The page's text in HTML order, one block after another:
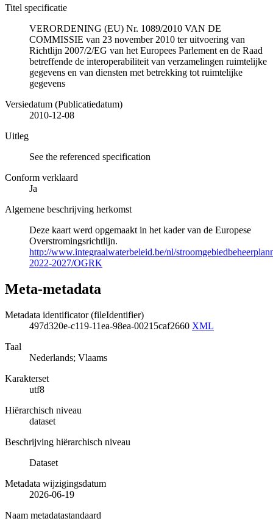
Titel specificatie
VERORDENING (EU) Nr. 1089/2010 VAN DE
COMMISSIE van 23 november 2010 ter uitvoering van
Richtlijn 2007/2/EG van het Europees Parlement en de Raad
betreffende de interoperabiliteit van verzamelingen ruimtelijke
gegevens en van diensten met betrekking tot ruimtelijke
gegevens
Versiedatum (Publicatiedatum)
2010-12-08
Uitleg
See the referenced specification
Conform verklaard
Ja
Algemene beschrijving herkomst
Deze kaart werd opgemaakt in het kader van de Europese
Overstromingsrichtlijn.
http://www.integraalwaterbeleid.be/nl/
2022-2027/OGRK
Meta-metadata
Metadata identificator (fileIdentifier)
497d320e-c119-11ea-98ea-00215caf2660 XML
Taal
Nederlands; Vlaams
Karakterset
utf8
Hiërarchisch niveau
dataset
Beschrijving hiërarchisch niveau
Dataset
Metadata wijzigingsdatum
2026-06-19
Naam metadatastandaard